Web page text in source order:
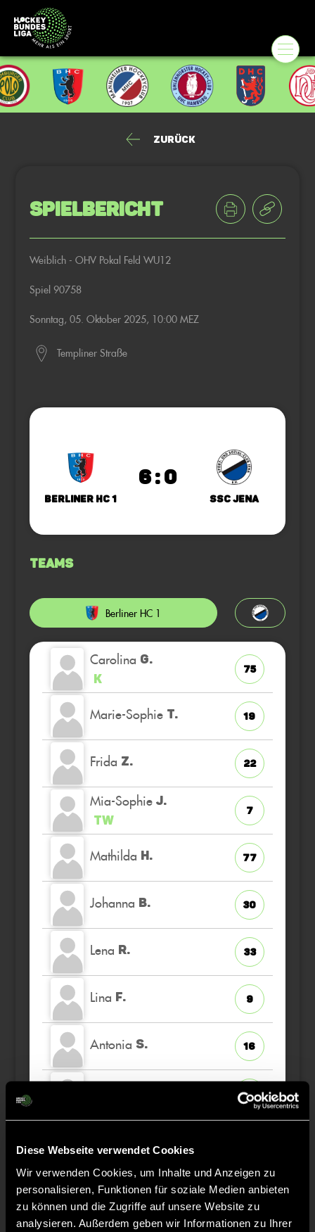
Diese Webseite verwendet Cookies
Wir verwenden Cookies, um Inhalte und Anzeigen zu
personalisieren, Funktionen für soziale Medien anbieten
zu können und die Zugriffe auf unsere Website zu
analysieren. Außerdem geben wir Informationen zu Ihrer
Zurück
Spielbericht
Weiblich - OHV Pokal Feld WU12
Spiel 90758
Sonntag, 05. Oktober 2025, 10:00 MEZ
Templiner Straße
Berliner HC 1
6 : 0
SSC Jena
Teams
Berliner HC 1
Carolina G.
K
75
Marie-Sophie T. 19
Frida Z. 22
Mia-Sophie J.
TW
7
Mathilda H. 77
Johanna B. 30
Lena R. 33
Lina F. 9
Antonia S. 16
5
Hanna S. 45